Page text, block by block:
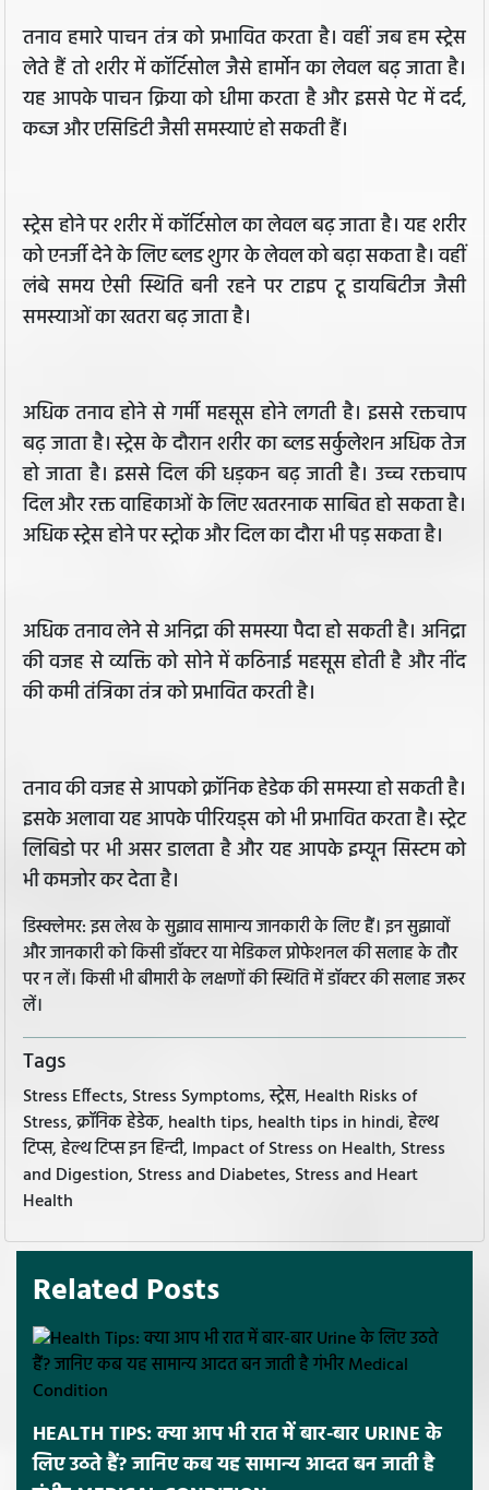
तनाव हमारे पाचन तंत्र को प्रभावित करता है। वहीं जब हम स्ट्रेस
लेते हैं तो शरीर में कॉर्टिसोल जैसे हार्मोन का लेवल बढ़ जाता है।
यह आपके पाचन क्रिया को धीमा करता है और इससे पेट में दर्द,
कब्ज और एसिडिटी जैसी समस्याएं हो सकती हैं।
स्ट्रेस होने पर शरीर में कॉर्टिसोल का लेवल बढ़ जाता है। यह शरीर
को एनर्जी देने के लिए ब्लड शुगर के लेवल को बढ़ा सकता है। वहीं
लंबे समय ऐसी स्थिति बनी रहने पर टाइप टू डायबिटीज जैसी
समस्याओं का खतरा बढ़ जाता है।
अधिक तनाव होने से गर्मी महसूस होने लगती है। इससे रक्तचाप
बढ़ जाता है। स्ट्रेस के दौरान शरीर का ब्लड सर्कुलेशन अधिक तेज
हो जाता है। इससे दिल की धड़कन बढ़ जाती है। उच्च रक्तचाप
दिल और रक्त वाहिकाओं के लिए खतरनाक साबित हो सकता है।
अधिक स्ट्रेस होने पर स्ट्रोक और दिल का दौरा भी पड़ सकता है।
अधिक तनाव लेने से अनिद्रा की समस्या पैदा हो सकती है। अनिद्रा
की वजह से व्यक्ति को सोने में कठिनाई महसूस होती है और नींद
की कमी तंत्रिका तंत्र को प्रभावित करती है।
तनाव की वजह से आपको क्रॉनिक हेडेक की समस्या हो सकती है।
इसके अलावा यह आपके पीरियड्स को भी प्रभावित करता है। स्ट्रेट
लिबिडो पर भी असर डालता है और यह आपके इम्यून सिस्टम को
भी कमजोर कर देता है।
डिस्क्लेमर: इस लेख के सुझाव सामान्य जानकारी के लिए हैं। इन सुझावों
और जानकारी को किसी डॉक्टर या मेडिकल प्रोफेशनल की सलाह के तौर
पर न लें। किसी भी बीमारी के लक्षणों की स्थिति में डॉक्टर की सलाह जरूर
लें।
Tags
Stress Effects, Stress Symptoms, स्ट्रेस, Health Risks of
Stress, क्रॉनिक हेडेक, health tips, health tips in hindi, हेल्थ
टिप्स, हेल्थ टिप्स इन हिन्दी, Impact of Stress on Health, Stress
and Digestion, Stress and Diabetes, Stress and Heart
Health
Related Posts
HEALTH TIPS: क्या आप भी रात में बार-बार URINE के
लिए उठते हैं? जानिए कब यह सामान्य आदत बन जाती है